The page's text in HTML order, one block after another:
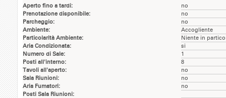
Aperto fino a tardi:
no
Prenotazione disponibile:
no
Parcheggio:
no
Ambiente:
Accogliente
Particolarità Ambiente:
Niente in
Aria Condizionata:
si
Numero di Sale:
1
Posti all'interno:
8
Tavoli all'aperto:
no
Sala Riunioni:
no
Aria Fumatori:
no
Posti Sala Riunioni: